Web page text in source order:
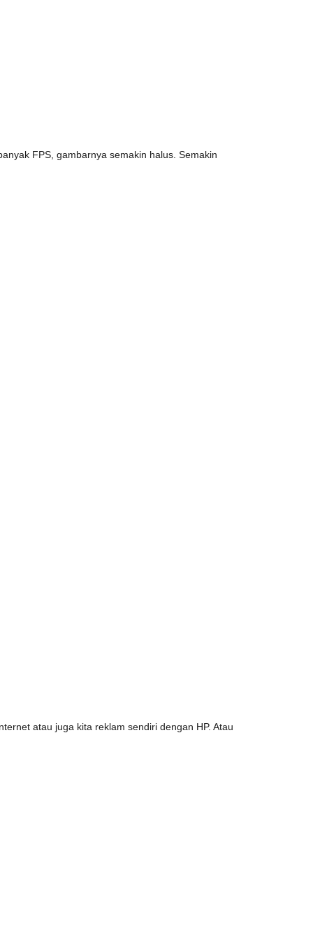
FPS, gambarnya semakin halus. Semakin
atau juga kita reklam sendiri dengan HP. Atau